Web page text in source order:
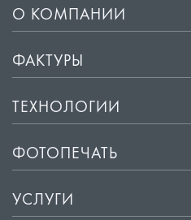
О КОМПАНИИ
ФАКТУРЫ
ТЕХНОЛОГИИ
ФОТОПЕЧАТЬ
УСЛУГИ